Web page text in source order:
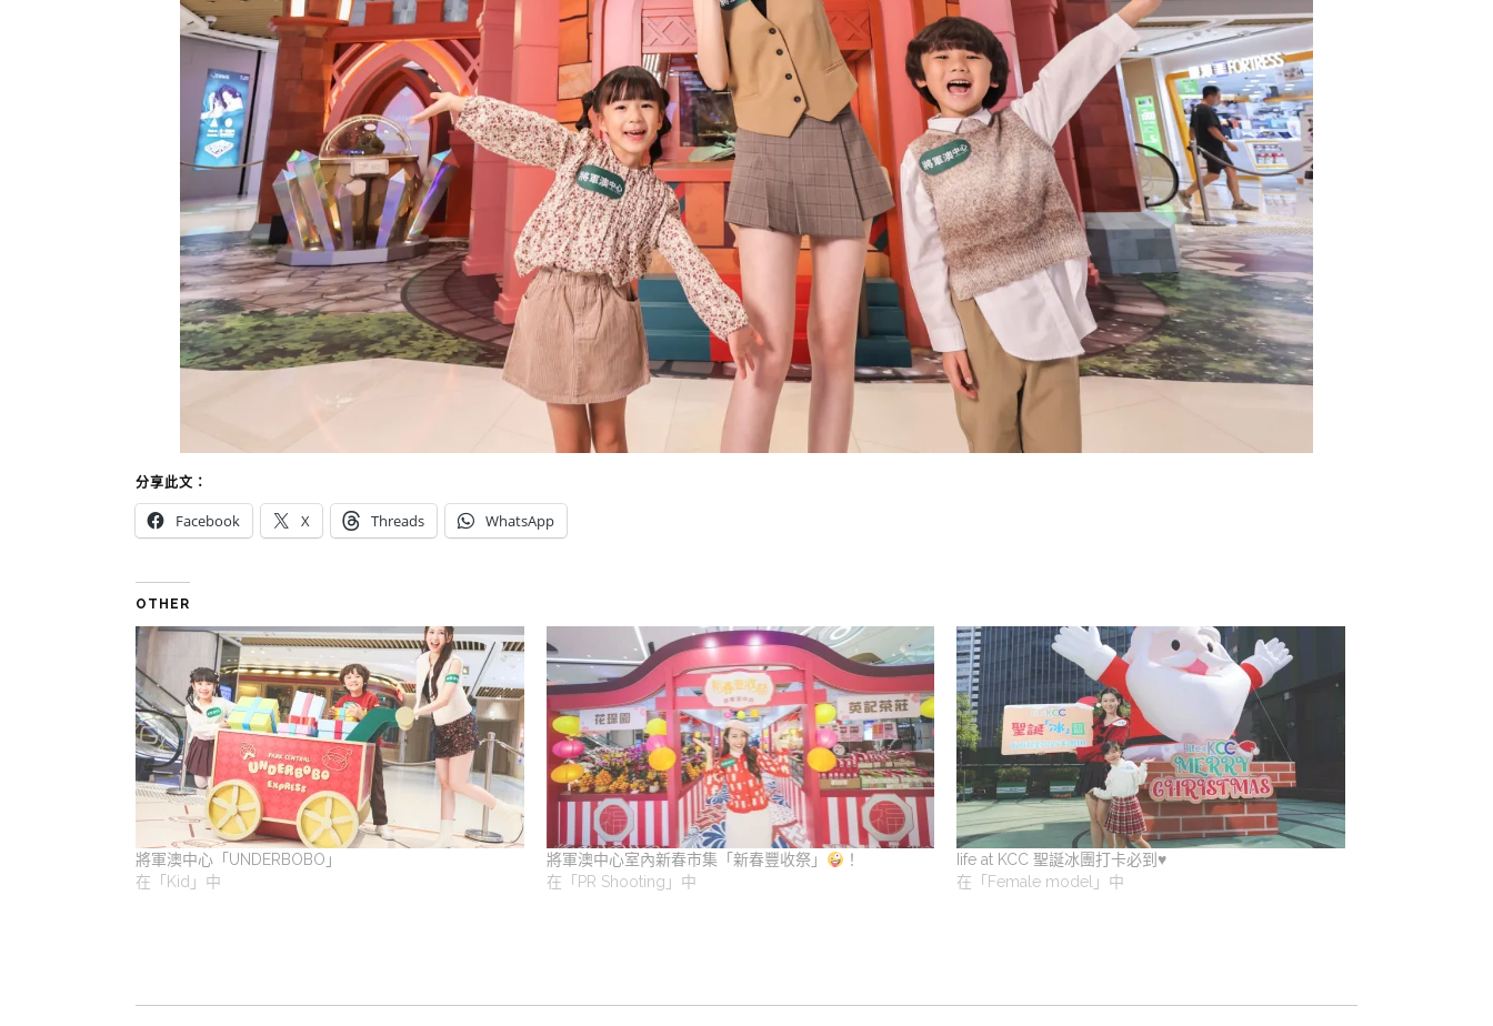
分享此文：
Facebook X Threads WhatsApp
OTHER
將軍澳中心「UNDERBOBO」
在「Kid」中
將軍澳中心室內新春市集「新春豐收祭」
！
在「PR Shooting」中
Iife at KCC 聖誕冰團打卡必到♥️
在「Female model」中